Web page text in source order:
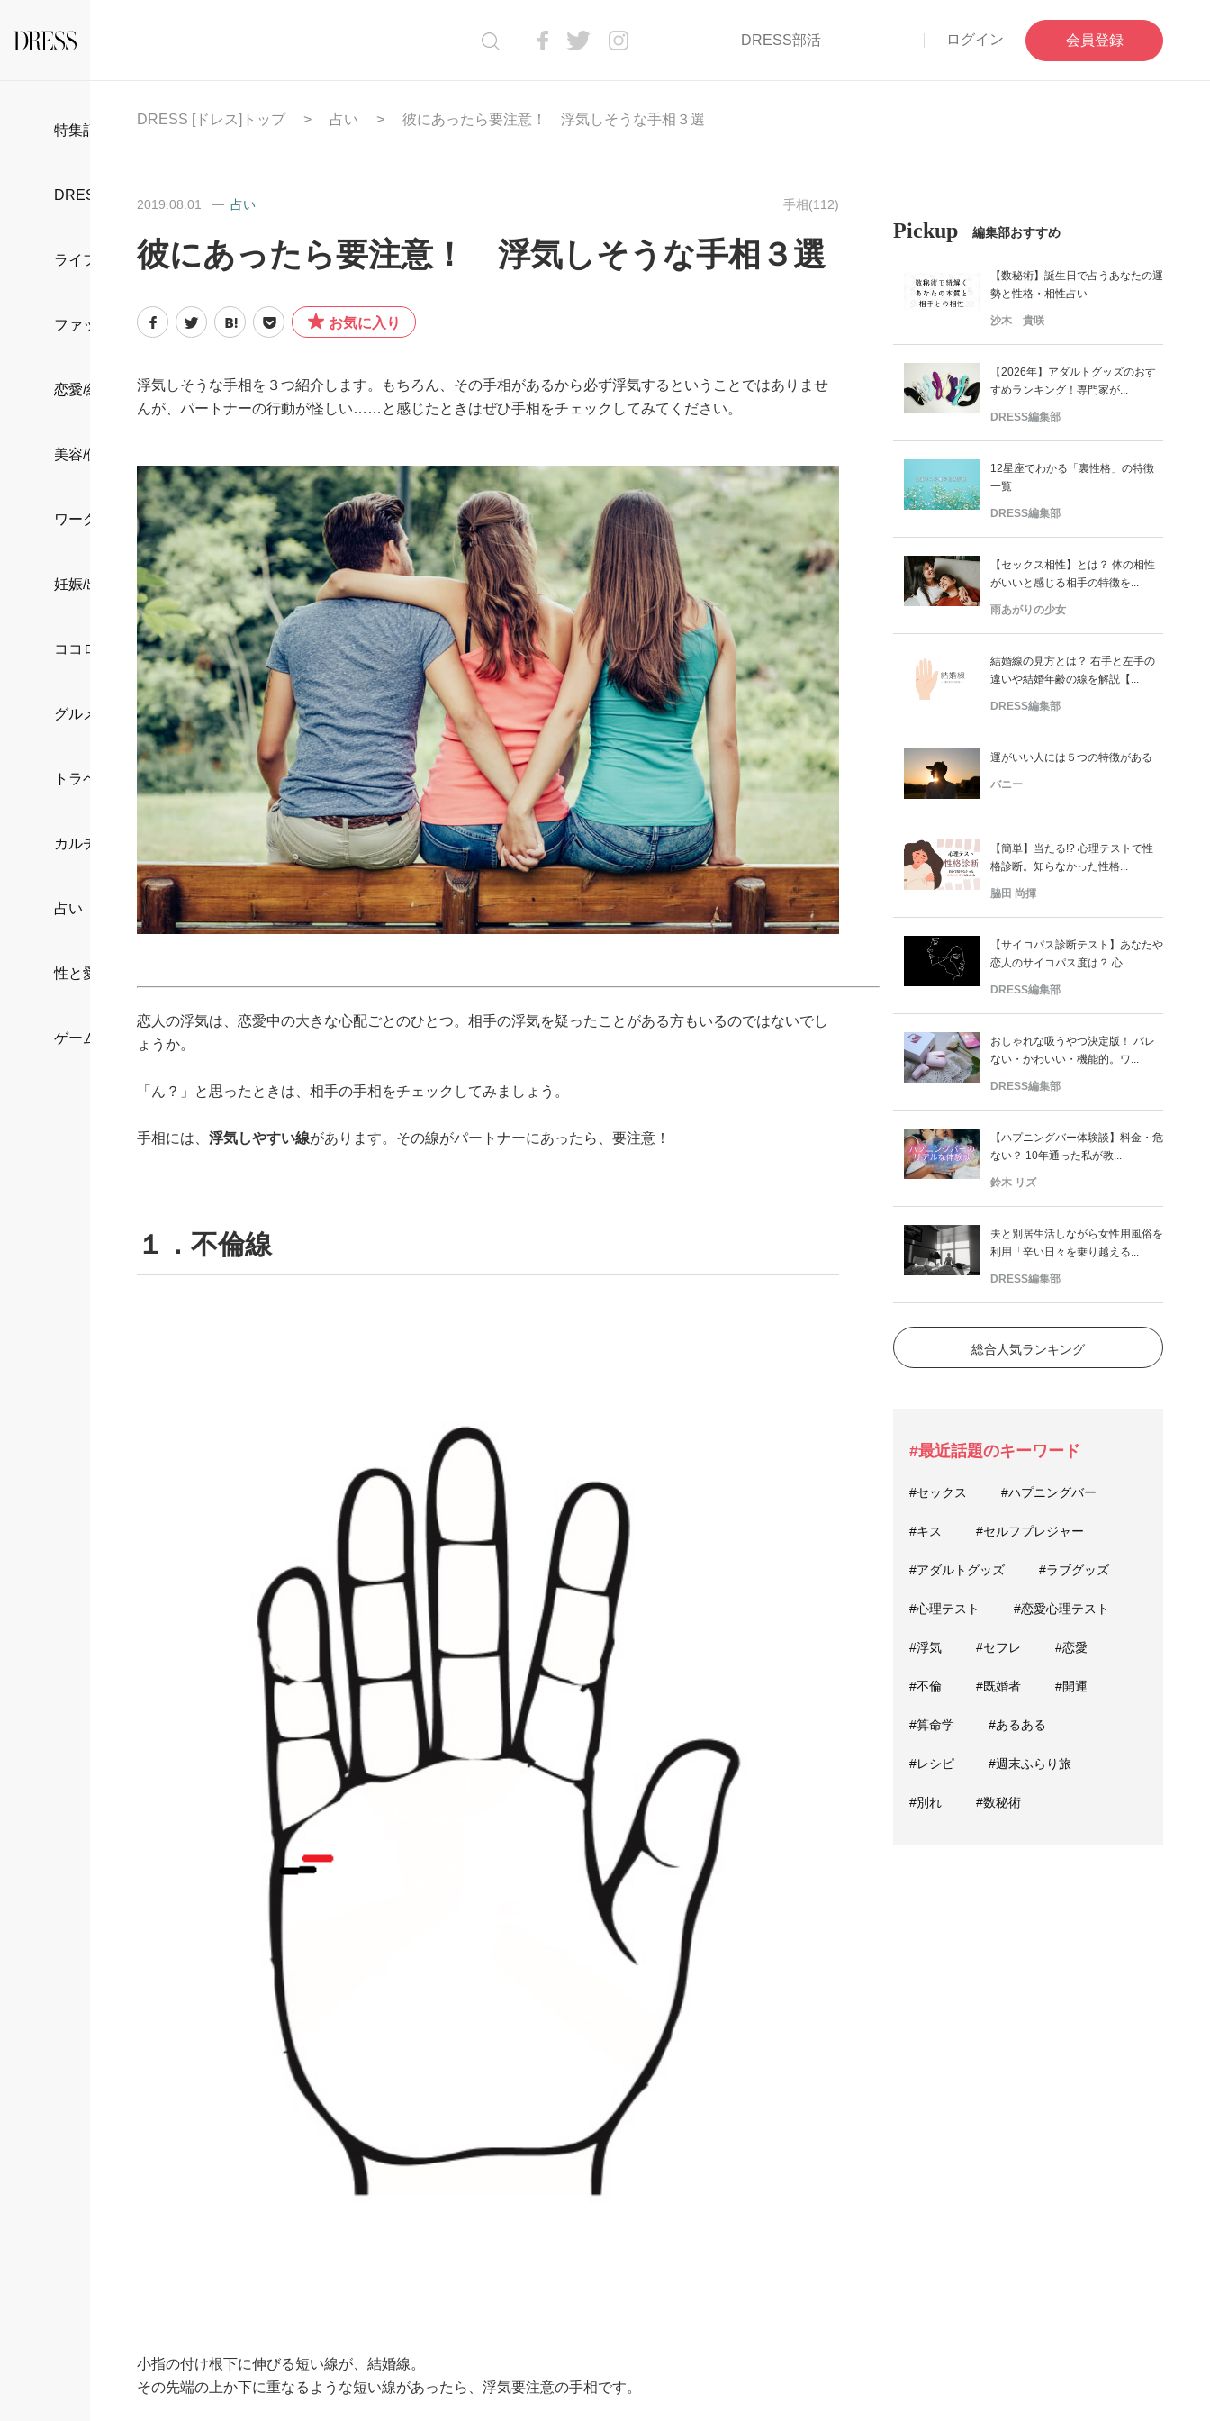
DRESS部活 ログイン 会員登録
特集記事
DRESS部活
ライフスタイル
ファッション
恋愛/結婚/離婚
美容/健康
ワークスタイル
妊娠/出産/家族
ココロ/カラダ
グルメ
トラベル
カルチャー/エンタメ
占い
性と愛
ゲーム
DRESS [ドレス]トップ 占い 彼にあったら要注意！ 浮気しそうな手相３選
2019.08.01 占い 手相(112)
彼にあったら要注意！ 浮気しそうな手相３選
お気に入り
浮気しそうな手相を３つ紹介します。もちろん、その手相があるから必ず浮気するということではありませ
んが、パートナーの行動が怪しい……と感じたときはぜひ手相をチェックしてみてください。
恋人の浮気は、恋愛中の大きな心配ごとのひとつ。相手の浮気を疑ったことがある方もいるのではないでし
ょうか。
「ん？」と思ったときは、相手の手相をチェックしてみましょう。
手相には、 浮気しやすい線があります。その線がパートナーにあったら、要注意！
１．不倫線
小指の付け根下に伸びる短い線が、結婚線。
その先端の上か下に重なるような短い線があったら、浮気要注意の手相です。
Pickup 編集部おすすめ
【数秘術】誕生日で占うあなたの運
勢と性格・相性占い
沙木 貴咲
【2026年】アダルトグッズのおす
すめランキング！専門家が...
DRESS編集部
12星座でわかる「裏性格」の特徴
一覧
DRESS編集部
【セックス相性】とは？ 体の相性
がいいと感じる相手の特徴を...
雨あがりの少女
結婚線の見方とは？ 右手と左手の
違いや結婚年齢の線を解説【...
DRESS編集部
運がいい人には５つの特徴がある
バニー
【簡単】当たる!? 心理テストで性
格診断。知らなかった性格...
脇田 尚揮
【サイコパス診断テスト】あなたや
恋人のサイコパス度は？ 心...
DRESS編集部
おしゃれな吸うやつ決定版！ バレ
ない・かわいい・機能的。ワ...
DRESS編集部
【ハプニングバー体験談】料金・危
ない？ 10年通った私が教...
鈴木 リズ
夫と別居生活しながら女性用風俗を
利用「辛い日々を乗り越える...
DRESS編集部
総合人気ランキング
#最近話題のキーワード
#セックス #ハプニングバー
#キス #セルフプレジャー
#アダルトグッズ #ラブグッズ
#心理テスト #恋愛心理テスト
#浮気 #セフレ #恋愛
#不倫 #既婚者 #開運
#算命学 #あるある
#レシピ #週末ふらり旅
#別れ #数秘術